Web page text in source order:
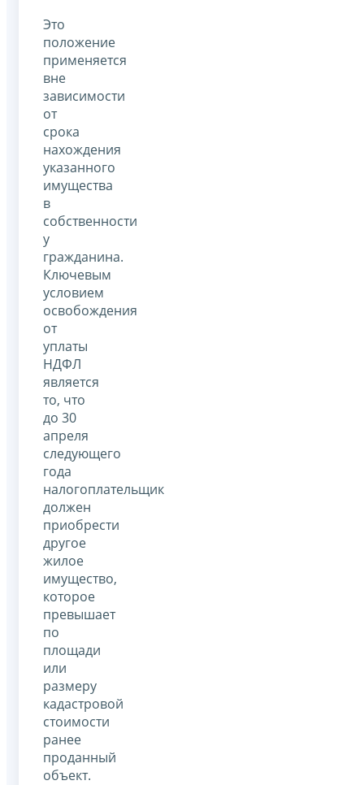
Это
положение
применяется
вне
зависимости
от
срока
нахождения
указанного
имущества
в
собственности
у
гражданина.
Ключевым
условием
освобождения
от
уплаты
НДФЛ
является
то, что
до 30
апреля
следующего
года
налогоплательщик
должен
приобрести
другое
жилое
имущество,
которое
превышает
по
площади
или
размеру
кадастровой
стоимости
ранее
проданный
объект.